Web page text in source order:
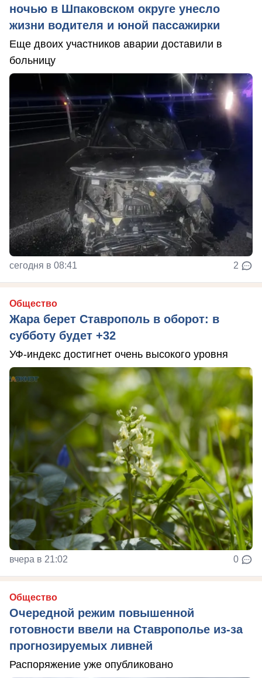
ночью в Шпаковском округе унесло
жизни водителя и юной пассажирки
Еще двоих участников аварии доставили в
больницу
сегодня в 08:41 2
Общество
Жара берет Ставрополь в оборот: в
субботу будет +32
УФ-индекс достигнет очень высокого уровня
вчера в 21:02 0
Общество
Очередной режим повышенной
готовности ввели на Ставрополье из-за
прогнозируемых ливней
Распоряжение уже опубликовано